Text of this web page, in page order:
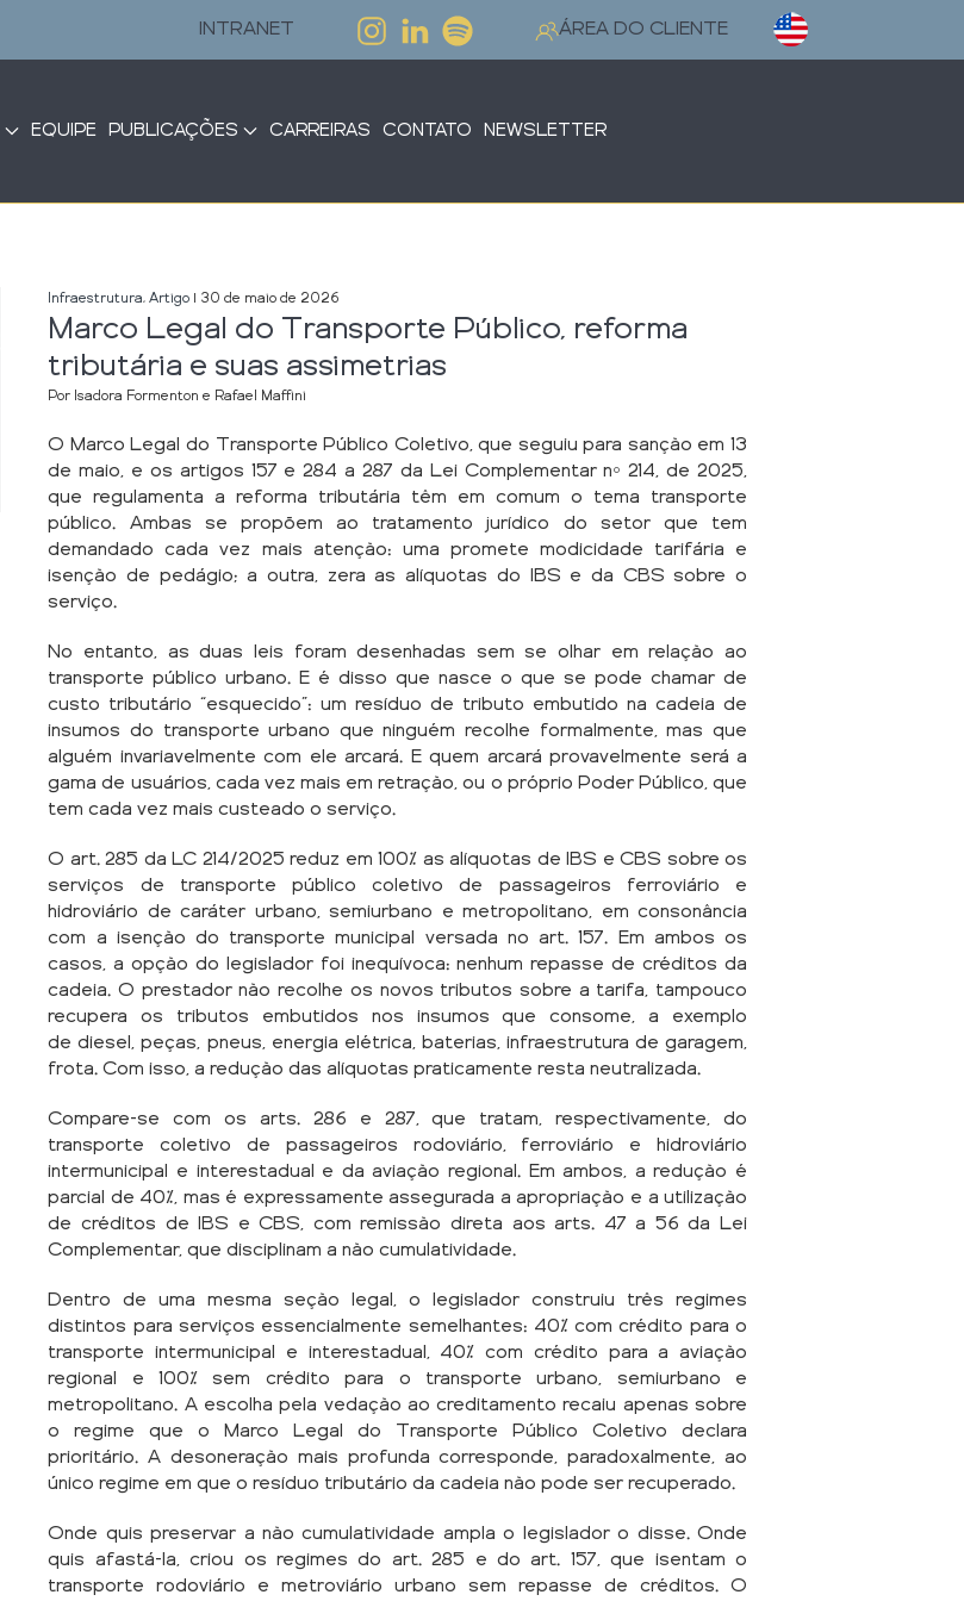
INTRANET ÁREA DO CLIENTE Selecione o seu idioma
EQUIPE PUBLICAÇÕES CARREIRAS CONTATO NEWSLETTER
Infraestrutura,Artigo | 30 de maio de 2026
Marco Legal do Transporte Público, reforma
tributária e suas assimetrias
Por Isadora Formenton e Rafael Maffini
O Marco Legal do Transporte Público Coletivo, que seguiu para sanção em 13
de maio, e os artigos 157 e 284 a 287 da Lei Complementar nº 214, de 2025,
que regulamenta a reforma tributária têm em comum o tema transporte
público. Ambas se propõem ao tratamento jurídico do setor que tem
demandado cada vez mais atenção: uma promete modicidade tarifária e
isenção de pedágio; a outra, zera as alíquotas do IBS e da CBS sobre o
serviço.
No entanto, as duas leis foram desenhadas sem se olhar em relação ao
transporte público urbano. E é disso que nasce o que se pode chamar de
custo tributário “esquecido”: um resíduo de tributo embutido na cadeia de
insumos do transporte urbano que ninguém recolhe formalmente, mas que
alguém invariavelmente com ele arcará. E quem arcará provavelmente será a
gama de usuários, cada vez mais em retração, ou o próprio Poder Público, que
tem cada vez mais custeado o serviço.
O art. 285 da LC 214/2025 reduz em 100% as alíquotas de IBS e CBS sobre os
serviços de transporte público coletivo de passageiros ferroviário e
hidroviário de caráter urbano, semiurbano e metropolitano, em consonância
com a isenção do transporte municipal versada no art. 157. Em ambos os
casos, a opção do legislador foi inequívoca: nenhum repasse de créditos da
cadeia. O prestador não recolhe os novos tributos sobre a tarifa, tampouco
recupera os tributos embutidos nos insumos que consome, a exemplo
de diesel, peças, pneus, energia elétrica, baterias, infraestrutura de garagem,
frota. Com isso, a redução das alíquotas praticamente resta neutralizada.
Compare-se com os arts. 286 e 287, que tratam, respectivamente, do
transporte coletivo de passageiros rodoviário, ferroviário e hidroviário
intermunicipal e interestadual e da aviação regional. Em ambos, a redução é
parcial de 40%, mas é expressamente assegurada a apropriação e a utilização
de créditos de IBS e CBS, com remissão direta aos arts. 47 a 56 da Lei
Complementar, que disciplinam a não cumulatividade.
Dentro de uma mesma seção legal, o legislador construiu três regimes
distintos para serviços essencialmente semelhantes: 40% com crédito para o
transporte intermunicipal e interestadual, 40% com crédito para a aviação
regional e 100% sem crédito para o transporte urbano, semiurbano e
metropolitano. A escolha pela vedação ao creditamento recaiu apenas sobre
o regime que o Marco Legal do Transporte Público Coletivo declara
prioritário. A desoneração mais profunda corresponde, paradoxalmente, ao
único regime em que o resíduo tributário da cadeia não pode ser recuperado.
Onde quis preservar a não cumulatividade ampla o legislador o disse. Onde
quis afastá-la, criou os regimes do art. 285 e do art. 157, que isentam o
transporte rodoviário e metroviário urbano sem repasse de créditos. O